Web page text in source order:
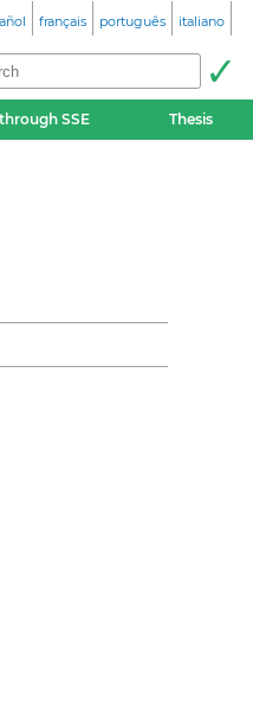
français português italiano
SSE Thesis